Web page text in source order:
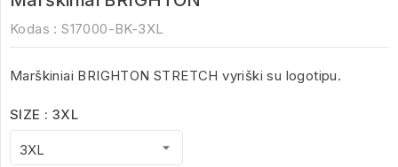
Kodas : S17000-BK-3XL
Marškiniai BRIGHTON STRETCH vyriški su logotipu.
SIZE : 3XL